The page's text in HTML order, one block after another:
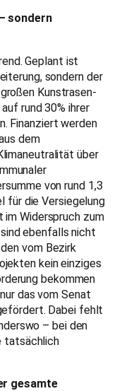
sondern
Geplant ist
sondern der
Kunstrasen-
rund 30% ihrer
Finanziert werden
dem
über
von rund 1,3
für die Versiegelung
Widerspruch zum
ebenfalls nicht
vom Bezirk
kein einziges
bekommen
das vom Senat
Dabei fehlt
– bei den
tatsächlich
gesamte